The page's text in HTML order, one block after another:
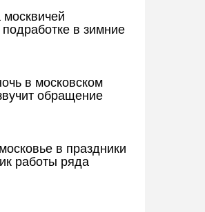
в зимние
в московском
обращение
в праздники
работы ряда